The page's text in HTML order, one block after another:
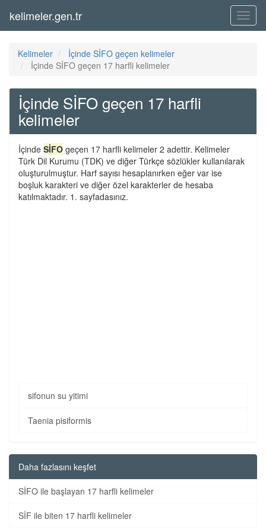
Menü
kelimeler.gen.tr
Kelimeler
İçinde SİFO geçen kelimeler
İçinde SİFO geçen 17 harfli kelimeler
İçinde SİFO geçen 17 harfli
kelimeler
İçinde SİFO geçen 17 harfli kelimeler 2 adettir. Kelimeler
Türk Dil Kurumu (TDK) ve diğer Türkçe sözlükler kullanılarak
oluşturulmuştur. Harf sayısı hesaplanırken eğer var ise
boşluk karakteri ve diğer özel karakterler de hesaba
katılmaktadır. 1. sayfadasınız.
sifonun su yitimi
Taenia pisiformis
Daha fazlasını keşfet
SİFO ile başlayan 17 harfli kelimeler
SİF ile biten 17 harfli kelimeler